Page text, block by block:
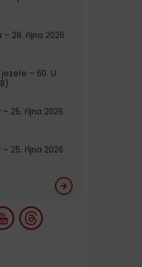
28. října 2026
– 60. U
25. října 2026
25. října 2026